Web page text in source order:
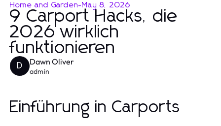
Home and Garden-May 8, 2026
9 Carport Hacks, die
2026 wirklich
funktionieren
D Dawn Oliver
admin
Einführung in Carports